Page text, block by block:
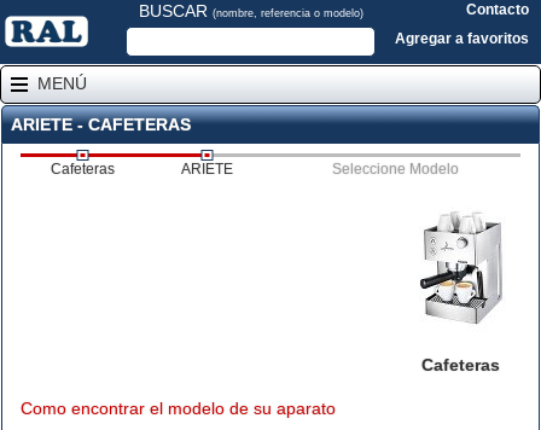
BUSCAR (nombre, referencia o modelo)
Contacto
Agregar a favoritos
MENÚ
ARIETE - CAFETERAS
Cafeteras ARIETE Seleccione Modelo
Cafeteras
Como encontrar el modelo de su aparato